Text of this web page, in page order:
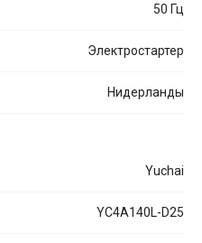
50 Гц
Электростартер
Нидерланды
Yuchai
YC4A140L-D25